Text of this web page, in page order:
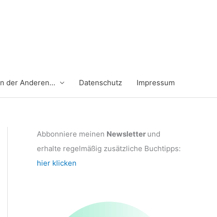
der Anderen… Datenschutz Impressum
Abbonniere meinen Newsletter und
erhalte regelmäßig zusätzliche Buchtipps:
hier klicken